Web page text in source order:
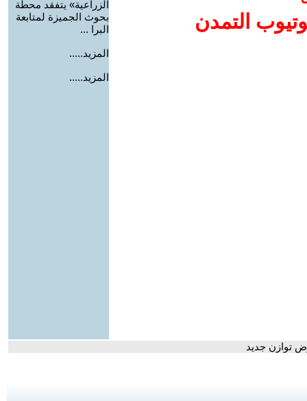
التمدن
الزراعية» يتفقد محطة
بحوث الجميزة لمتابعة
البرا ...
المزيد.....
المزيد.....
توازن جديد